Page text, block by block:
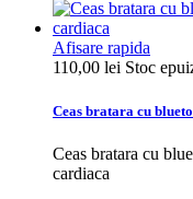
Afisare rapida
110,00 lei Stoc
Ceas bratara cu
Ceas bratara cu
cardiaca